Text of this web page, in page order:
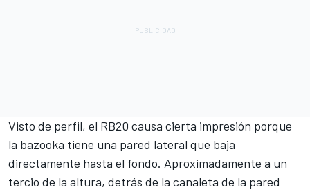
Visto de perfil, el RB20 causa cierta impresión porque
la bazooka tiene una pared lateral que baja
directamente hasta el fondo. Aproximadamente a un
tercio de la altura, detrás de la canaleta de la pared